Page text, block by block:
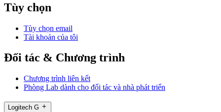
Tùy chọn
Tùy chọn email
Tài khoản của tôi
Đối tác & Chương trình
Chương trình liên kết
Phòng Lab dành cho đối tác và nhà phát triển
Logitech G